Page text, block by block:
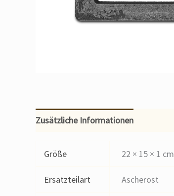
Zusätzliche Informationen
Größe 22 × 15 × 1 cm
Ersatzteilart Ascherost